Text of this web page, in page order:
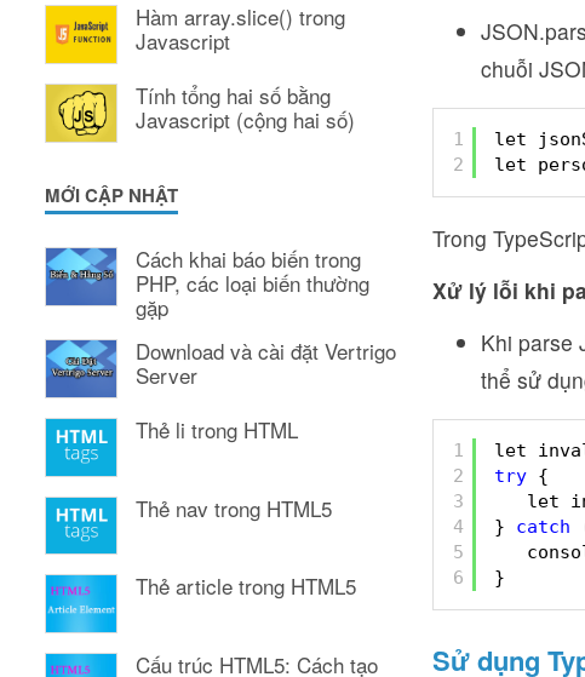
Hàm array.slice() trong
Javascript
Tính tổng hai số bằng
Javascript (cộng hai số)
MỚI CẬP NHẬT
Cách khai báo biến trong
PHP, các loại biến thường
gặp
Download và cài đặt Vertrigo
Server
Thẻ li trong HTML
Thẻ nav trong HTML5
Thẻ article trong HTML5
Cấu trúc HTML5: Cách tạo
chuỗi
1
2
let
let
Trong
Xử lý lỗi khi
Khi parse
thể sử
1
2
3
4
5
6
let
try {
let
} catch
}
Sử dụng